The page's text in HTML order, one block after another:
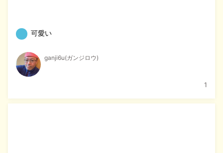
可愛い
ganji6u(ガンジロウ)
1